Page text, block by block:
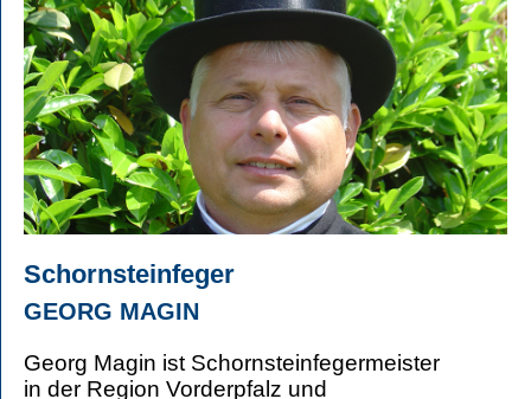
Schornsteinfeger
GEORG MAGIN
Georg Magin ist Schornsteinfegermeister
in der Region Vorderpfalz und